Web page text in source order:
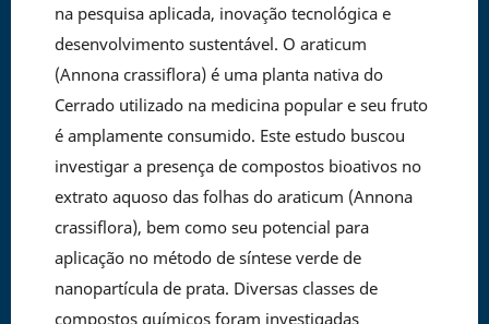
na pesquisa aplicada, inovação tecnológica e
desenvolvimento sustentável. O araticum
(Annona crassiflora) é uma planta nativa do
Cerrado utilizado na medicina popular e seu fruto
é amplamente consumido. Este estudo buscou
investigar a presença de compostos bioativos no
extrato aquoso das folhas do araticum (Annona
crassiflora), bem como seu potencial para
aplicação no método de síntese verde de
nanopartícula de prata. Diversas classes de
compostos químicos foram investigadas